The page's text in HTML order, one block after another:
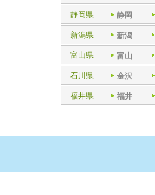
静岡県 静岡
新潟県 新潟
富山県 富山
石川県 金沢
福井県 福井